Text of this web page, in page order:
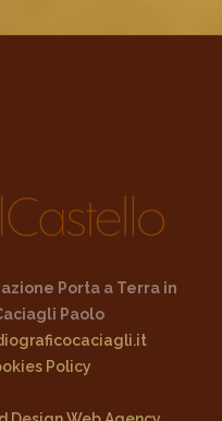
Porta a Terrain
Paolo
Policy